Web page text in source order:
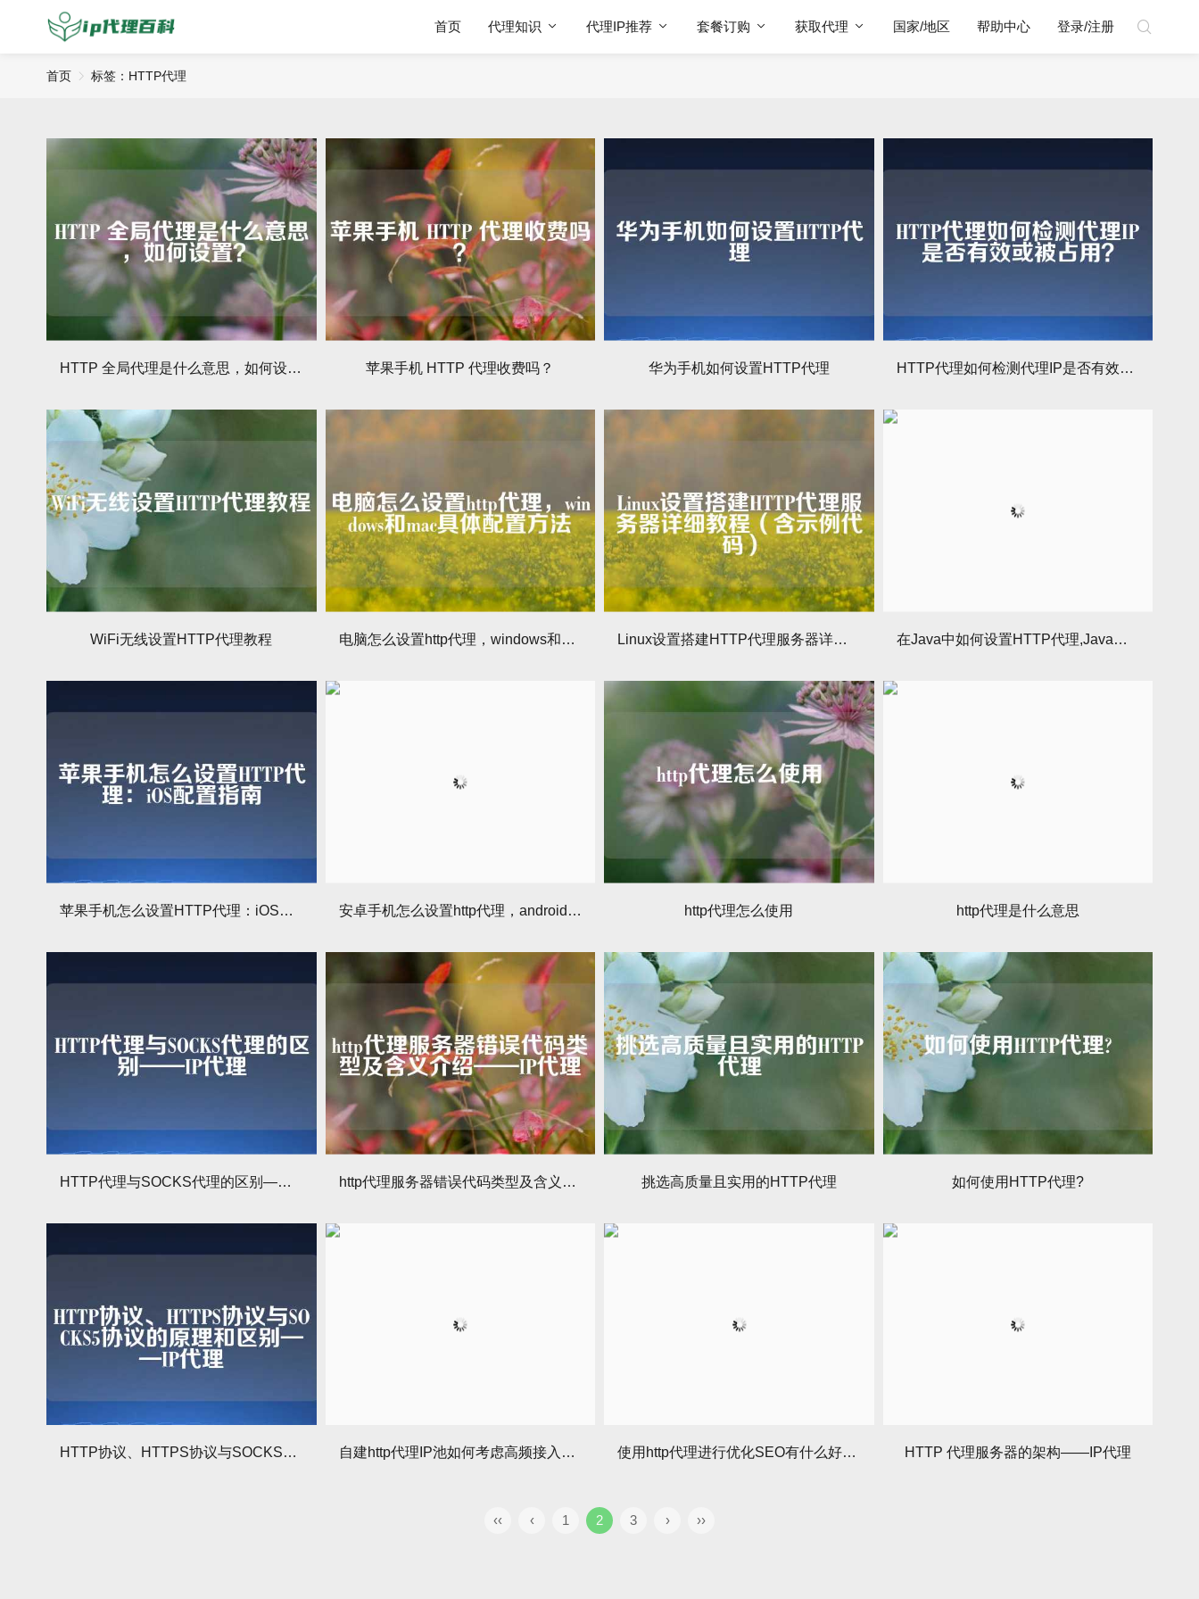
首页 代理知识 代理IP推荐 套餐订购 获取代理 国家/地区 帮助中心 登录/注册
首页 标签：HTTP代理
HTTP 全局代理是什么意思，如何设置？ 苹果手机 HTTP 代理收费吗？ 华为手机如何设置HTTP代理 HTTP代理如何检测代理IP是否有效或被占用？
WiFi无线设置HTTP代理教程 电脑怎么设置http代理，windows和mac具体配置方法 Linux设置搭建HTTP代理服务器详细教程（含示例代码） 在Java中如何设置HTTP代理,Java设置http代码示例
苹果手机怎么设置HTTP代理：iOS配置指南 安卓手机怎么设置http代理，android配置http代理攻略 http代理怎么使用 http代理是什么意思
HTTP代理与SOCKS代理的区别——IP代理 http代理服务器错误代码类型及含义介绍——IP代理 挑选高质量且实用的HTTP代理 如何使用HTTP代理?
HTTP协议、HTTPS协议与SOCKS5协议的原理和区别——IP代理 自建http代理IP池如何考虑高频接入的要求——IP代理 使用http代理进行优化SEO有什么好处——IP代理 HTTP 代理服务器的架构——IP代理
‹‹ ‹ 1 2 3 › ››